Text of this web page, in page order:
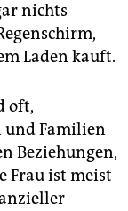
nichts
Laden kauft.
oft,
und Familien
Beziehungen,
Frau ist meist